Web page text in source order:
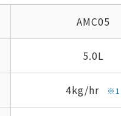
AMC05
5.0L
4kg/hr ※1